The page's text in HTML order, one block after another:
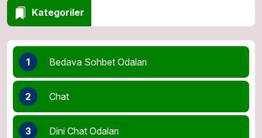
Kategoriler
1 Bedava Sohbet Odaları
2 Chat
3 Dini Chat Odaları